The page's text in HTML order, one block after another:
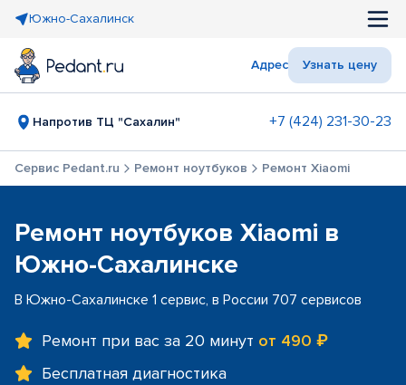
Южно-Сахалинск
Адрес Узнать цену
Напротив ТЦ "Сахалин" +7 (424) 231-30-23
Сервис Pedant.ru Ремонт ноутбуков Ремонт Xiaomi
Ремонт ноутбуков Xiaomi в
Южно-Сахалинске
В Южно-Сахалинске 1 сервис, в России 707 сервисов
Ремонт при вас за 20 минут от 490 ₽
Бесплатная диагностика